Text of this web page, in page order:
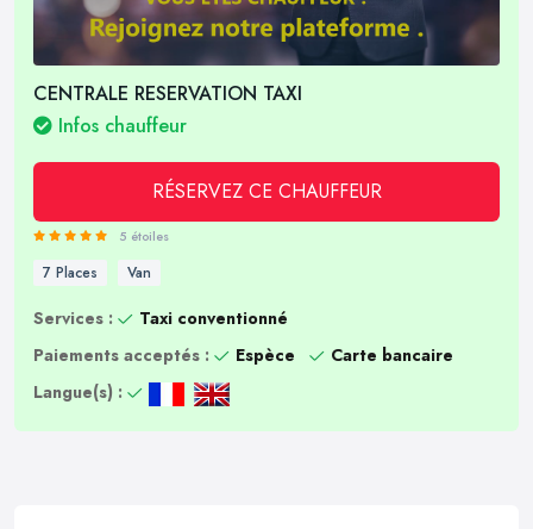
CENTRALE RESERVATION TAXI
Infos chauffeur
RÉSERVEZ CE CHAUFFEUR
5 étoiles
7 Places Van
Services :
Taxi conventionné
Paiements acceptés :
Espèce
Carte bancaire
Langue(s) :